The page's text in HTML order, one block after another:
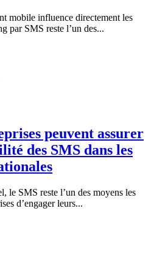
mobile influence directement les
par SMS reste l’un des...
peuvent assurer
des SMS dans les
le SMS reste l’un des moyens les
d’engager leurs...